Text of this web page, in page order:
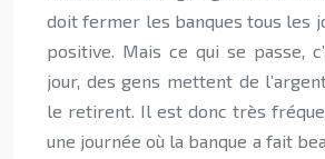
doit fermer les banques tous les
positive. Mais ce qui se passe,
jour, des gens mettent de
le retirent. Il est donc très
une journée où la banque a fait